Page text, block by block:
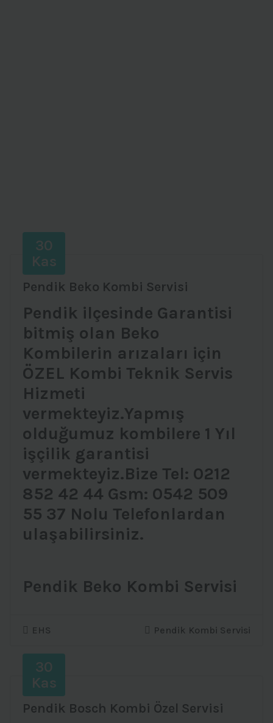
30
Kas
Pendik Beko Kombi Servisi
Pendik ilçesinde Garantisi
bitmiş olan Beko
Kombilerin arızaları için
ÖZEL Kombi Teknik Servis
Hizmeti
vermekteyiz.Yapmış
olduğumuz kombilere 1 Yıl
işçilik garantisi
vermekteyiz.Bize Tel: 0212
852 42 44 Gsm: 0542 509
55 37 Nolu Telefonlardan
ulaşabilirsiniz.
Pendik Beko Kombi Servisi
EHS Pendik Kombi Servisi
30
Kas
Pendik Bosch Kombi Özel Servisi